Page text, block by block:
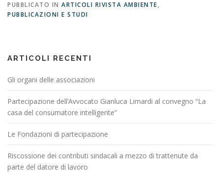
PUBBLICATO IN ARTICOLI RIVISTA AMBIENTE,
PUBBLICAZIONI E STUDI
ARTICOLI RECENTI
Gli organi delle associazioni
Partecipazione dell’Avvocato Gianluca Limardi al convegno “La
casa del consumatore intelligente”
Le Fondazioni di partecipazione
Riscossione dei contributi sindacali a mezzo di trattenute da
parte del datore di lavoro